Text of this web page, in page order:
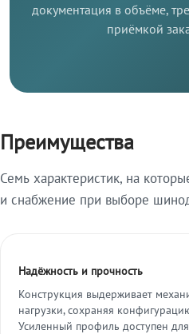
документация в объёме,
приёмкой
Преимущества
Семь характеристик, на
и снабжение при выборе
Надёжность и прочность
Конструкция выдерживает
нагрузки, сохраняя
Усиленный профиль доступен